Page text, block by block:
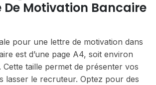
De Motivation Bancaire
pour une lettre de motivation dans
est d’une page A4, soit environ
Cette taille permet de présenter vos
lasser le recruteur. Optez pour des